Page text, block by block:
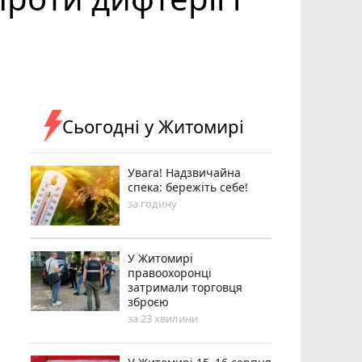
Сьогодні у Житомирі
Увага! Надзвичайна
спека: бережіть себе!
за годину
У Житомирі
правоохоронці
затримали торговця
зброєю
за 23 хвилини